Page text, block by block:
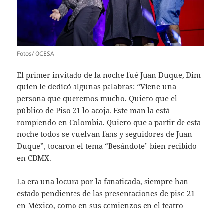
Fotos/ OCESA
El primer invitado de la noche fué Juan Duque, Dim
quien le dedicó algunas palabras: “Viene una
persona que queremos mucho. Quiero que el
público de Piso 21 lo acoja. Este man la está
rompiendo en Colombia. Quiero que a partir de esta
noche todos se vuelvan fans y seguidores de Juan
Duque”, tocaron el tema “Besándote” bien recibido
en CDMX.
La era una locura por la fanaticada, siempre han
estado pendientes de las presentaciones de piso 21
en México, como en sus comienzos en el teatro